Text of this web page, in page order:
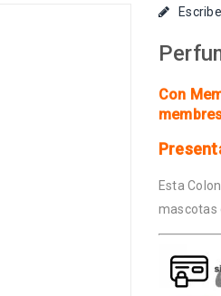
Con
Esta
mascotas